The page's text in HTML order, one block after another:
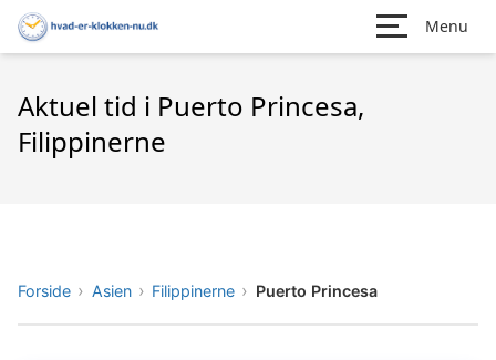
Menu
Aktuel tid i Puerto Princesa,
Filippinerne
Forside Asien Filippinerne Puerto Princesa